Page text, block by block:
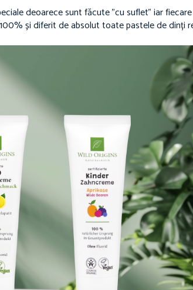
deoarece sunt făcute ”cu suflet” iar
și diferit de absolut toate pastele de dinți